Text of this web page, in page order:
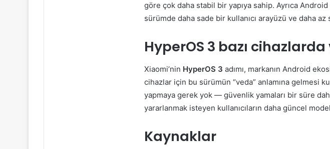
göre çok daha stabil bir yapıya sahip. Ayrıca Android
sürümde daha sade bir kullanıcı arayüzü ve daha
HyperOS 3 bazı
Xiaomi’nin HyperOS 3 adımı, markanın Android
cihazlar için bu sürümün “veda” anlamına gelmesi
yapmaya gerek yok — güvenlik yamaları bir süre
yararlanmak isteyen kullanıcıların daha güncel
Kaynaklar